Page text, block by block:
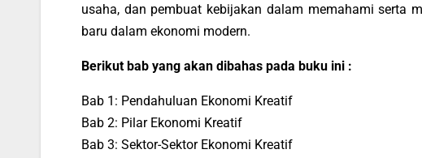
usaha, dan pembuat kebijakan dalam memahami serta
baru dalam ekonomi modern.
Berikut bab yang akan dibahas pada buku ini :
Bab 1: Pendahuluan Ekonomi Kreatif
Bab 2: Pilar Ekonomi Kreatif
Bab 3: Sektor-Sektor Ekonomi Kreatif